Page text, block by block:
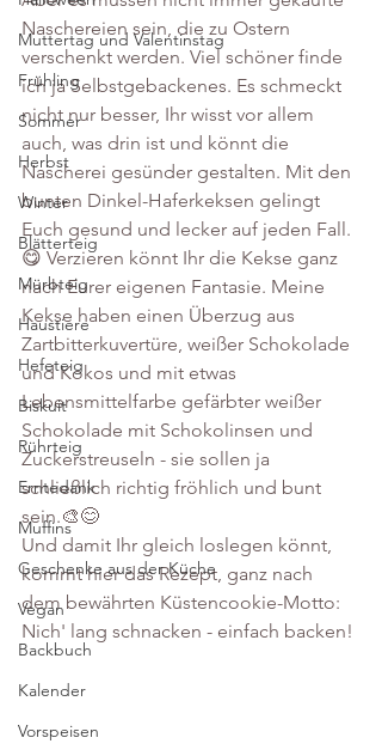
Muttertag und Valentinstag
Frühling
Sommer
Herbst
Winter
Blätterteig
Mürbteig
Haustiere
Hefeteig
Biskuit
Rührteig
Erntedank
Muffins
Geschenke aus der Küche
Vegan
Backbuch
Kalender
Vorspeisen
Naschereien sein, die zu Ostern
verschenkt werden. Viel schöner finde
ich ja Selbstgebackenes. Es schmeckt
nicht nur besser, Ihr wisst vor allem
auch, was drin ist und könnt die
Nascherei gesünder gestalten. Mit den
bunten Dinkel-Haferkeksen gelingt
Euch gesund und lecker auf jeden Fall.
😋 Verzieren könnt Ihr die Kekse ganz
nach Eurer eigenen Fantasie. Meine
Kekse haben einen Überzug aus
Zartbitterkuvertüre, weißer Schokolade
und Kokos und mit etwas
Lebensmittelfarbe gefärbter weißer
Schokolade mit Schokolinsen und
Zuckerstreuseln - sie sollen ja
schließlich richtig fröhlich und bunt
sein.🎨😊
Und damit Ihr gleich loslegen könnt,
kommt hier das Rezept, ganz nach
dem bewährten Küstencookie-Motto:
Nich' lang schnacken - einfach backen!